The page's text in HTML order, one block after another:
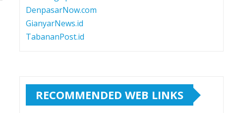
DenpasarNow.com
GianyarNews.id
TabananPost.id
RECOMMENDED WEB LINKS